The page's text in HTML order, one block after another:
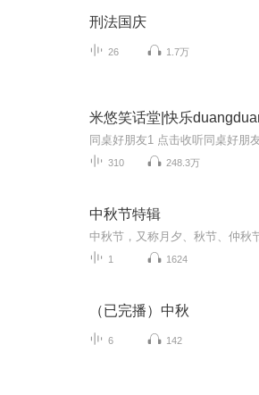
刑法国庆
26 1.7万
米悠笑话堂|快乐
310 248.3万
中秋节特辑
1 1624
（已完播）中秋
6 142